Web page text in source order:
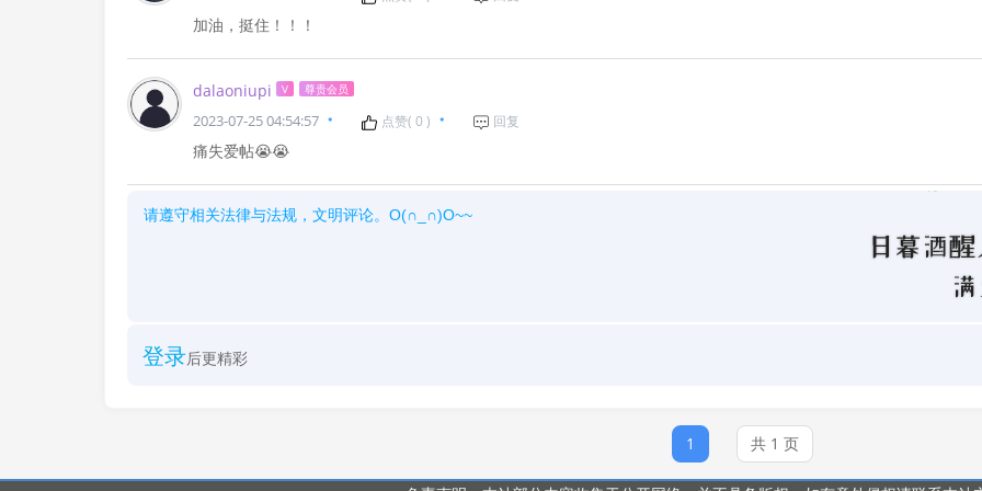
加油，挺住！！！
dalaoniupi V 尊贵会员
2023-07-25 04:54:57 点赞( 0 ) 回复
痛失爱帖😭😭
登录后更精彩
1 共 1 页